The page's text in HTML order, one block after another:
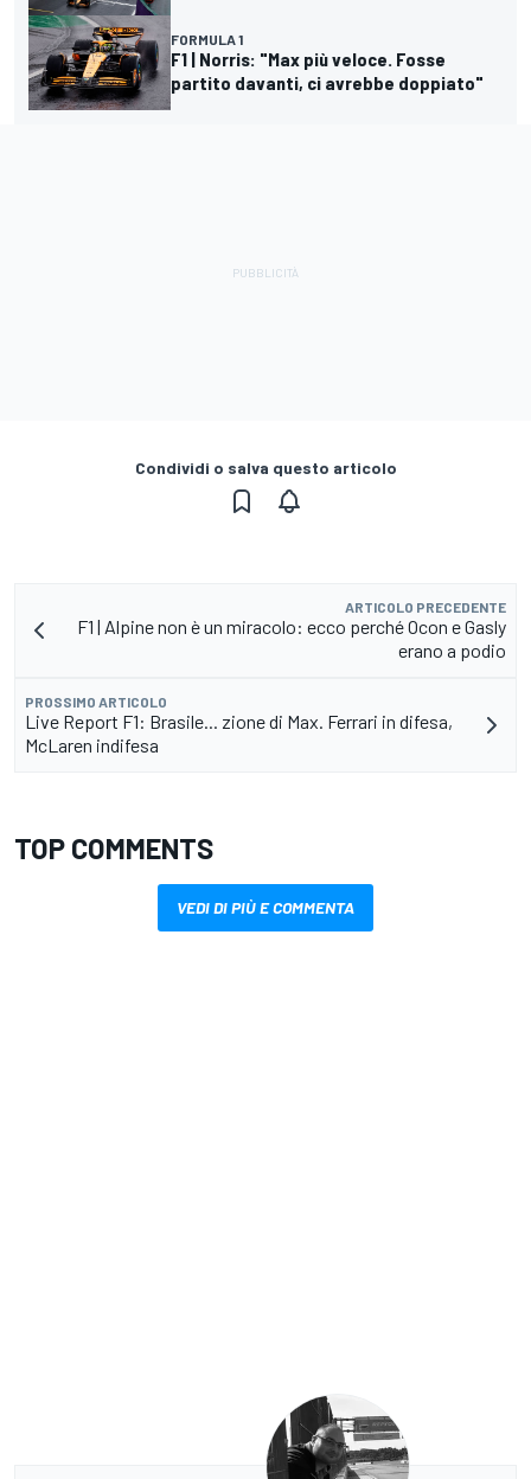
FORMULA 1
F1 | Norris: "Max più veloce. Fosse
partito davanti, ci avrebbe doppiato"
Condividi o salva questo articolo
ARTICOLO PRECEDENTE
F1 | Alpine non è un miracolo: ecco perché Ocon e Gasly
erano a podio
PROSSIMO ARTICOLO
Live Report F1: Brasile... zione di Max. Ferrari in difesa,
McLaren indifesa
TOP COMMENTS
VEDI DI PIÙ E COMMENTA